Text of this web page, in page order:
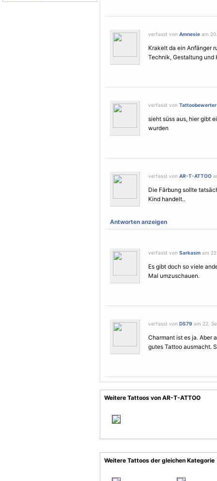
verfasst von Amnesie am
Krakelt da ein Anfänger
Technik, Gestaltung und
verfasst von Tattoobewerter
sieht süss aus, hier gibt
wurden
verfasst von AR-T-ATTOO
Die Färbung sollte
Kind handelt..
Antworten anzeigen
verfasst von Sarkasm am
Es gibt doch so viele
Mal umzuschauen.
verfasst von DS79 am 22.
Charmant ist es ja. Aber
gutes Tattoo ausmacht.
Weitere Tattoos von AR-T-ATTOO
Weitere Tattoos der gleichen Kategorie